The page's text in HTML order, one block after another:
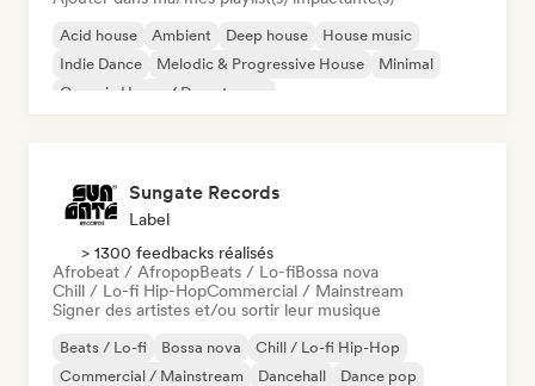
Acid house Ambient Deep house
House music
Indie Dance
Melodic & Progressive House
Minimal
Organic House / Downtempo
Sungate Records
Label
> 1300 feedbacks réalisés
Afrobeat / AfropopBeats / Lo-fiBossa nova
Chill / Lo-fi Hip-HopCommercial / Mainstream
Signer des artistes et/ou sortir leur musique
Beats / Lo-fi Bossa nova
Chill / Lo-fi Hip-Hop
Commercial / Mainstream
Dancehall
Dance pop